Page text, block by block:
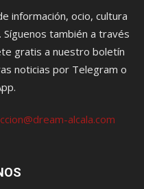
información, ocio, cultura
también a través
gratis a nuestro boletín
noticias por Telegram o
alcala.com